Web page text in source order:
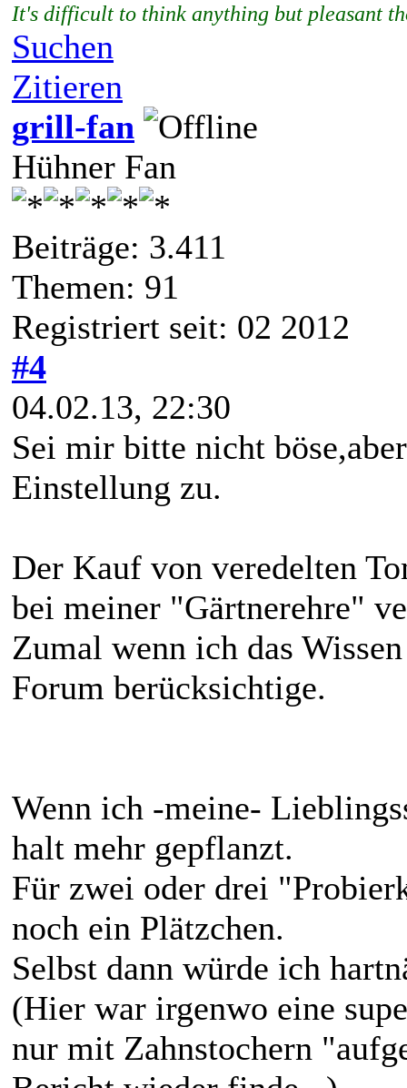
It's difficult to think anything but pleasant
Suchen
Zitieren
grill-fan
Hühner Fan
Beiträge: 3.411
Themen: 91
Registriert seit: 02 2012
#4
04.02.13, 22:30
Sei mir bitte nicht
Einstellung zu.
Der Kauf von veredelten
bei meiner "Gärtnerehre"
Zumal wenn ich das
Forum berücksichtige.
Wenn ich -meine-
halt mehr gepflanzt.
Für zwei oder drei
noch ein Plätzchen.
Selbst dann würde ich
(Hier war irgenwo eine
nur mit Zahnstochern